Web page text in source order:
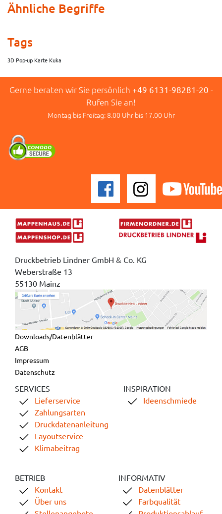
Ähnliche Begriffe
Tags
3D Pop-up Karte Kuka
Gerne beraten wir Sie persönlich +49 6131-98281-20 -
Rufen Sie an!
Montag bis Freitag: 8.00 Uhr bis 17.00 Uhr
Druckbetrieb Lindner GmbH & Co. KG
Weberstraße 13
55130 Mainz
Downloads/Datenblätter
AGB
Impressum
Datenschutz
SERVICES
Lieferservice
Zahlungsarten
Druckdatenanleitung
Layoutservice
Klimabeitrag
INSPIRATION
Ideenschmiede
BETRIEB
Kontakt
Über uns
INFORMATIV
Datenblätter
Farbqualität